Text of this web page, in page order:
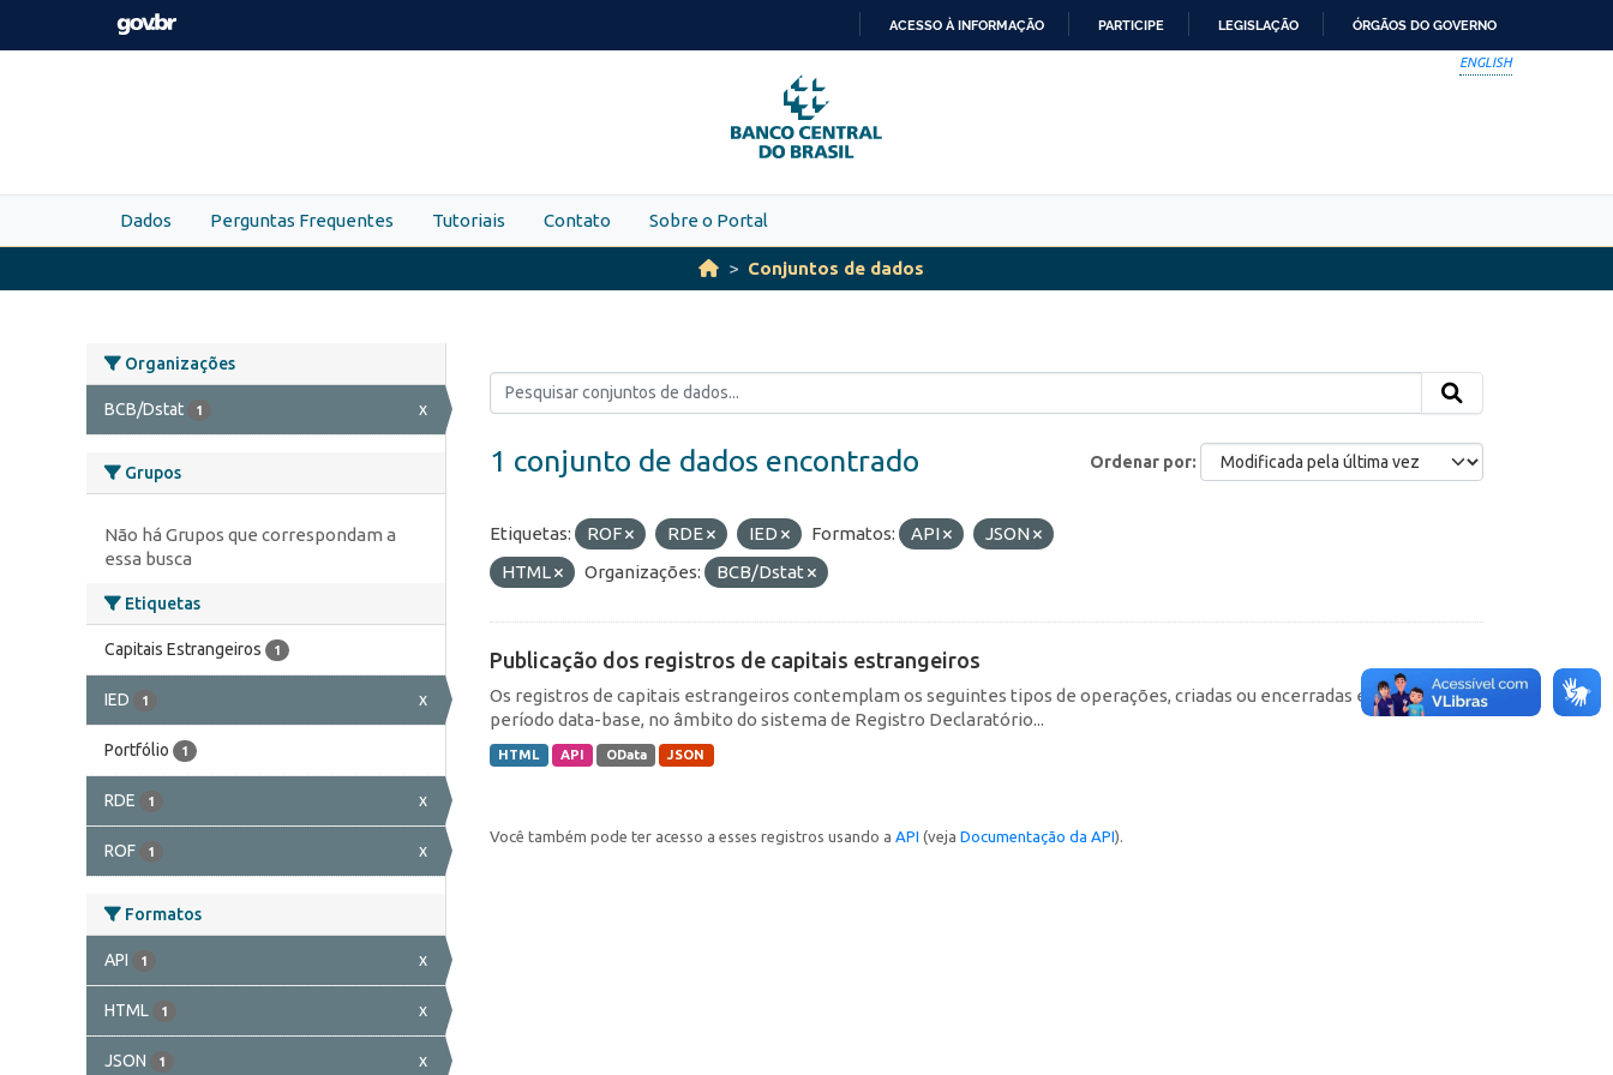
Skip to main content
PARA
O
CONTEÚDO
ACESSO À INFORMAÇÃO PARTICIPE LEGISLAÇÃO ÓRGÃOS DO GOVERNO
ENGLISH
Dados Perguntas Frequentes Tutoriais Contato Sobre o Portal
Conjuntos de dados
Organizações
BCB/Dstat 1 x
Grupos
Não há Grupos que correspondam a
essa busca
Etiquetas
Capitais Estrangeiros 1
IED 1 x
Portfólio 1
RDE 1 x
ROF 1 x
Formatos
API 1 x
HTML 1 x
JSON 1 x
Ordenar por
1 conjunto de dados encontrado
Etiquetas: ROF RDE IED Formatos: API
JSON
HTML
Organizações: BCB/Dstat
Publicação dos registros de capitais estrangeiros
Os registros de capitais estrangeiros contemplam os seguintes tipos de operações, criadas ou encerradas em cada
período data-base, no âmbito do sistema de Registro Declaratório...
HTML API OData JSON
Você também pode ter acesso a esses registros usando a API (veja Documentação da API).